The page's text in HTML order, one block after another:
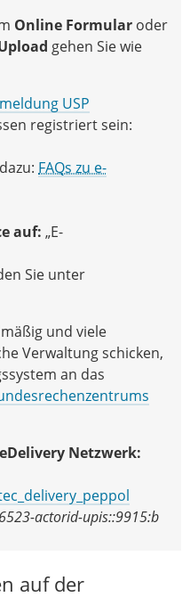
Online Formular oder
gehen Sie wie
USP
registriert sein:
FAQs zu e-
auf: „E-
Sie unter
und viele
Verwaltung schicken,
an das
Netzwerk:
actorid-upis::9915:b
auf der